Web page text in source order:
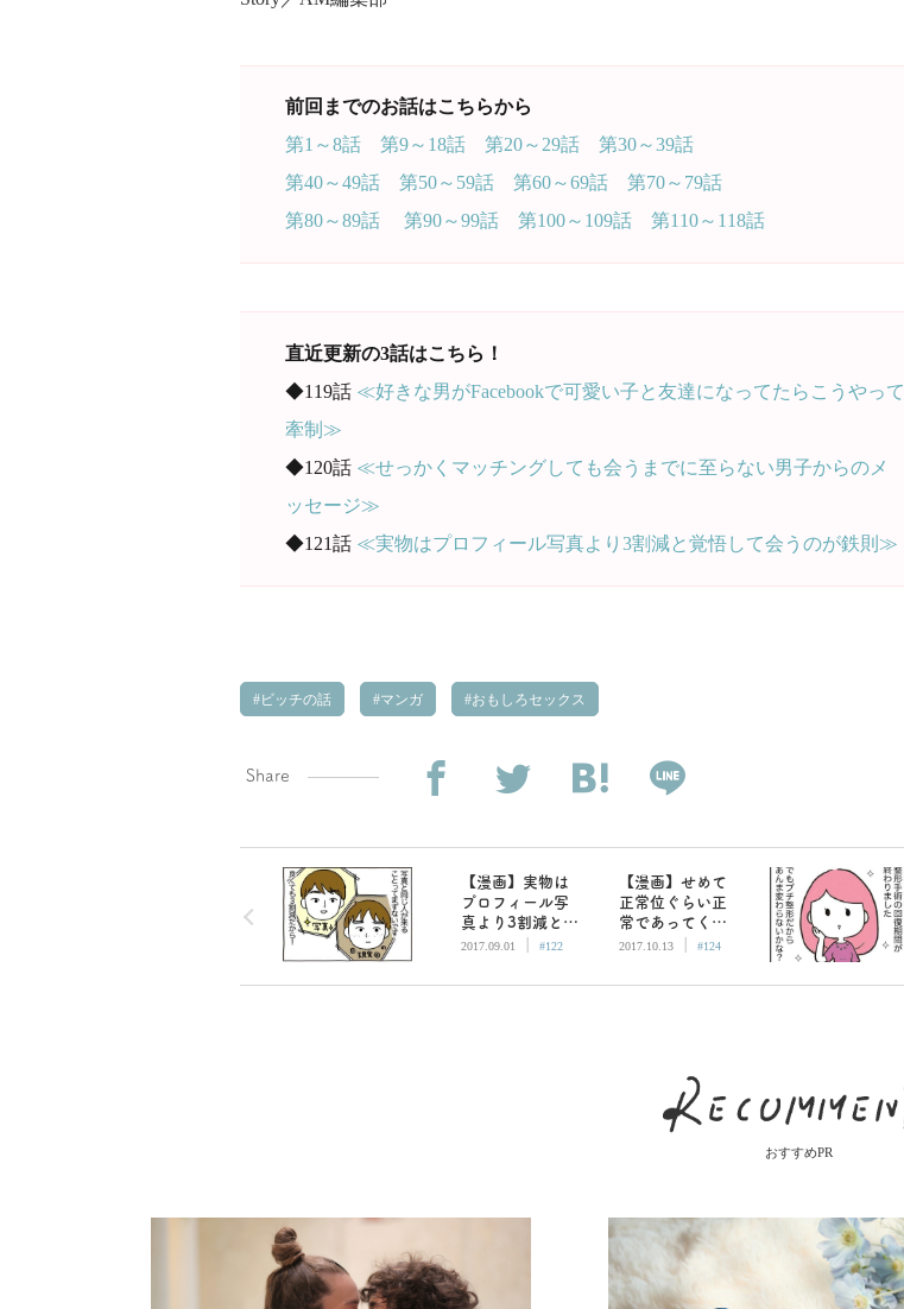
前回までのお話はこちらから
第1～8話
第9～18話 第20～29話
第30～39話
第40～49話
第50～59話 第60～69話
第70～79話
第80～89話
第90～99話 第100～109話 第110～118話
直近更新の3話はこちら！
◆119話 ≪好きな男がFacebookで可愛い子と友達になってたらこうやって
牽制≫
◆120話 ≪せっかくマッチングしても会うまでに至らない男子からのメ
ッセージ≫
◆121話 ≪実物はプロフィール写真より3割減と覚悟して会うのが鉄則≫
ビッチの話 マンガ おもしろセックス
Share
【漫画】実物は
プロフィール写
真より3割減と覚
悟して会うのが
2017.09.01 | #122
【漫画】せめて
正常位ぐらい正
常であってくれ
ないものだろう
2017.10.13 | #124
おすすめPR